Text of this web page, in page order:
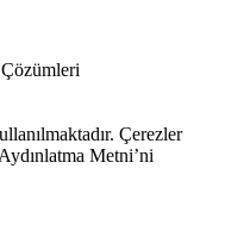
Çerezler
Metni’ni